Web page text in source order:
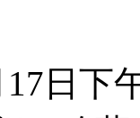
下午